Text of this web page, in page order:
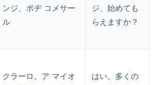
ンジ、ポヂ コメサー
ル
ジ、始めても
らえますか？
クラーロ。ア マイオ
はい。多くの